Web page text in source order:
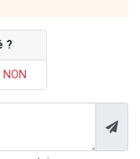
?
NON